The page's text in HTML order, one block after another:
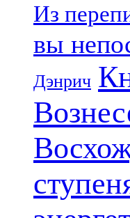
Из
вы
Дэнрич